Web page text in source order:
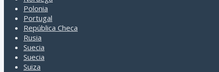
Polonia
Portugal
República Checa
Rusia
Suecia
Suecia
Suiza
Formas de pago
Condiciones generales de contratación
Privacidad y uso del sitio